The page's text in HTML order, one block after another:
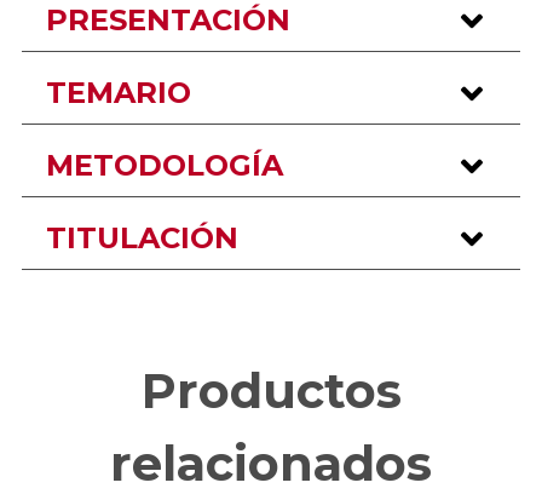
PRESENTACIÓN
TEMARIO
METODOLOGÍA
TITULACIÓN
Productos
relacionados